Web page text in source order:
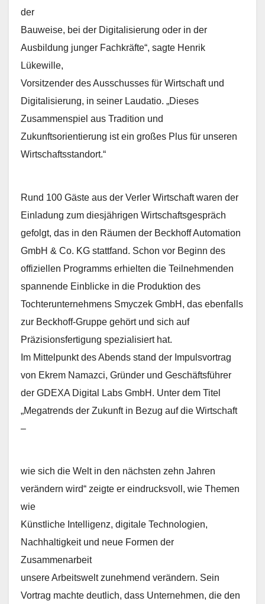
der
Bauweise, bei der Digitalisierung oder in der
Ausbildung junger Fachkräfte“, sagte Henrik
Lükewille,
Vorsitzender des Ausschusses für Wirtschaft und
Digitalisierung, in seiner Laudatio. „Dieses
Zusammenspiel aus Tradition und
Zukunftsorientierung ist ein großes Plus für unseren
Wirtschaftsstandort.“
Rund 100 Gäste aus der Verler Wirtschaft waren der
Einladung zum diesjährigen Wirtschaftsgespräch
gefolgt, das in den Räumen der Beckhoff Automation
GmbH & Co. KG stattfand. Schon vor Beginn des
offiziellen Programms erhielten die Teilnehmenden
spannende Einblicke in die Produktion des
Tochterunternehmens Smyczek GmbH, das ebenfalls
zur Beckhoff-Gruppe gehört und sich auf
Präzisionsfertigung spezialisiert hat.
Im Mittelpunkt des Abends stand der Impulsvortrag
von Ekrem Namazci, Gründer und Geschäftsführer
der GDEXA Digital Labs GmbH. Unter dem Titel
„Megatrends der Zukunft in Bezug auf die Wirtschaft
–
wie sich die Welt in den nächsten zehn Jahren
verändern wird“ zeigte er eindrucksvoll, wie Themen
wie
Künstliche Intelligenz, digitale Technologien,
Nachhaltigkeit und neue Formen der
Zusammenarbeit
unsere Arbeitswelt zunehmend verändern. Sein
Vortrag machte deutlich, dass Unternehmen, die den